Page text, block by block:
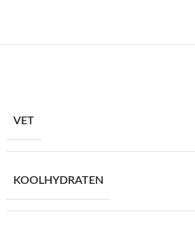
VET
KOOLHYDRATEN